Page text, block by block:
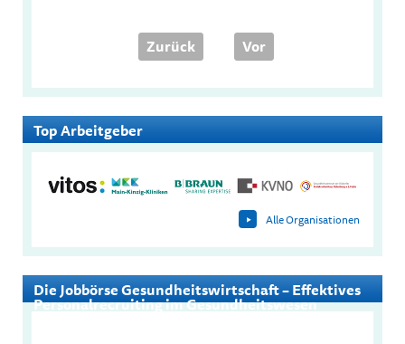
Zurück Vor
Top Arbeitgeber
Alle Organisationen
Die Jobbörse Gesundheitswirtschaft – Effektives
Personalrecruiting im Gesundheitswesen